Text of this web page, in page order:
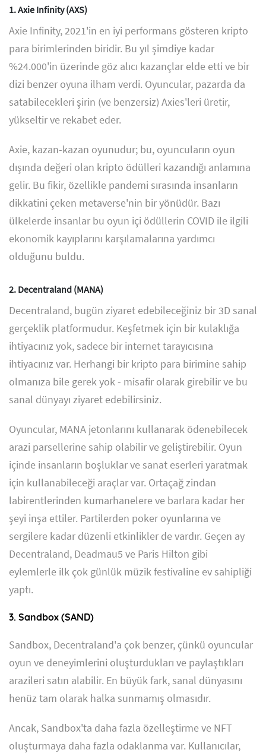
1. Axie Infinity (AXS)
Axie Infinity, 2021'in en iyi performans gösteren kripto
para birimlerinden biridir. Bu yıl şimdiye kadar
%24.000'in üzerinde göz alıcı kazançlar elde etti ve bir
dizi benzer oyuna ilham verdi. Oyuncular, pazarda da
satabilecekleri şirin (ve benzersiz) Axies'leri üretir,
yükseltir ve rekabet eder.
Axie, kazan-kazan oyunudur; bu, oyuncuların oyun
dışında değeri olan kripto ödülleri kazandığı anlamına
gelir. Bu fikir, özellikle pandemi sırasında insanların
dikkatini çeken metaverse'nin bir yönüdür. Bazı
ülkelerde insanlar bu oyun içi ödüllerin COVID ile ilgili
ekonomik kayıplarını karşılamalarına yardımcı
olduğunu buldu.
2. Decentraland (MANA)
Decentraland, bugün ziyaret edebileceğiniz bir 3D sanal
gerçeklik platformudur. Keşfetmek için bir kulaklığa
ihtiyacınız yok, sadece bir internet tarayıcısına
ihtiyacınız var. Herhangi bir kripto para birimine sahip
olmanıza bile gerek yok - misafir olarak girebilir ve bu
sanal dünyayı ziyaret edebilirsiniz.
Oyuncular, MANA jetonlarını kullanarak ödenebilecek
arazi parsellerine sahip olabilir ve geliştirebilir. Oyun
içinde insanların boşluklar ve sanat eserleri yaratmak
için kullanabileceği araçlar var. Ortaçağ zindan
labirentlerinden kumarhanelere ve barlara kadar her
şeyi inşa ettiler. Partilerden poker oyunlarına ve
sergilere kadar düzenli etkinlikler de vardır. Geçen ay
Decentraland, Deadmau5 ve Paris Hilton gibi
eylemlerle ilk çok günlük müzik festivaline ev sahipliği
yaptı.
3. Sandbox (SAND)
Sandbox, Decentraland'a çok benzer, çünkü oyuncular
oyun ve deneyimlerini oluşturdukları ve paylaştıkları
arazileri satın alabilir. En büyük fark, sanal dünyasını
henüz tam olarak halka sunmamış olmasıdır.
Ancak, Sandbox'ta daha fazla özelleştirme ve NFT
oluşturmaya daha fazla odaklanma var. Kullanıcılar,